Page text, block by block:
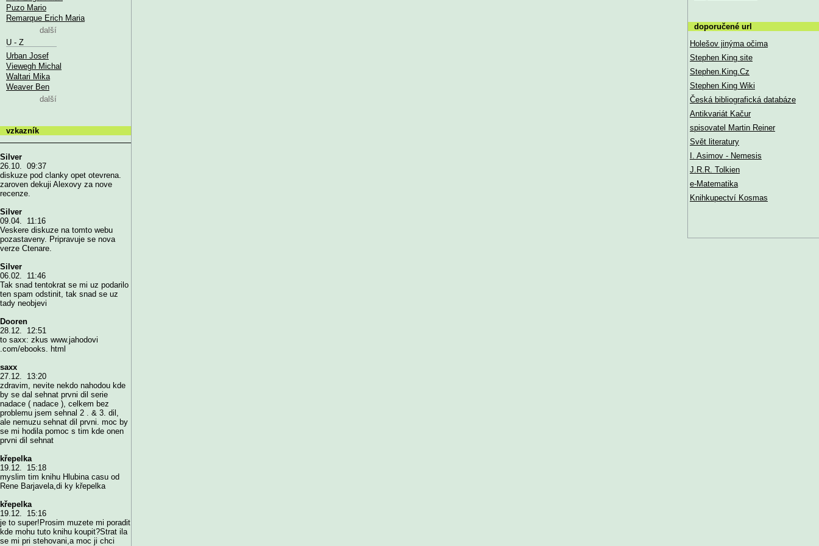
Puzo Mario
Remarque Erich Maria
další
U - Z
Urban Josef
Viewegh Michal
Waltari Mika
Weaver Ben
další
vzkazník
Silver
26.10. 09:37
diskuze pod clanky opet otevrena.
zaroven dekuji Alexovy za nove
recenze.
Silver
09.04. 11:16
Veskere diskuze na tomto webu
pozastaveny. Pripravuje se nova
verze Ctenare.
Silver
06.02. 11:46
Tak snad tentokrat se mi uz podarilo
ten spam odstinit, tak snad se uz
tady neobjevi
Dooren
28.12. 12:51
to saxx: zkus www.jahodovi
.com/ebooks. html
saxx
27.12. 13:20
zdravim, nevite nekdo nahodou kde
by se dal sehnat prvni dil serie
nadace ( nadace ), celkem bez
problemu jsem sehnal 2 . & 3. dil,
ale nemuzu sehnat dil prvni. moc by
se mi hodila pomoc s tim kde onen
prvni dil sehnat
křepelka
19.12. 15:18
myslim tim knihu Hlubina casu od
Rene Barjavela,di ky křepelka
křepelka
19.12. 15:16
je to super!Prosim muzete mi poradit
kde mohu tuto knihu koupit?Strat ila
se mi pri stehovani,a moc ji chci
doporučené url
Holešov jinýma očima
Stephen King site
Stephen.King.Cz
Stephen King Wiki
Česká bibliografická databáze
Antikvariát Kačur
spisovatel Martin Reiner
Svět literatury
I. Asimov - Nemesis
J.R.R. Tolkien
e-Matematika
Knihkupectví Kosmas